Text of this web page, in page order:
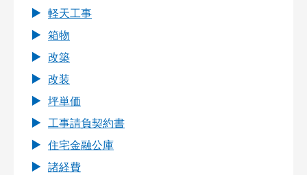
軽天工事
箱物
改築
改装
坪単価
工事請負契約書
住宅金融公庫
諸経費